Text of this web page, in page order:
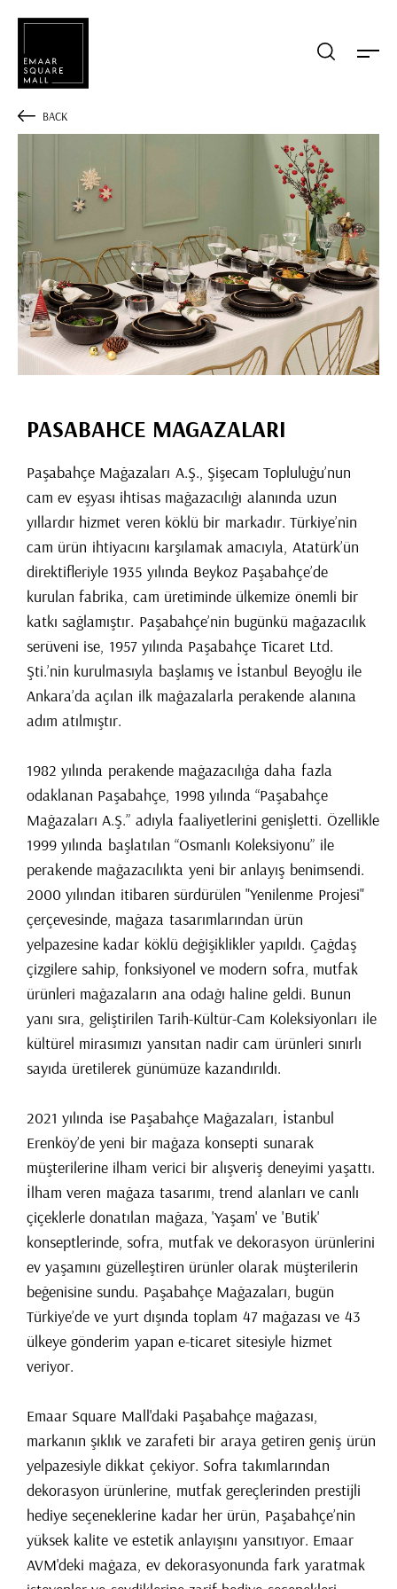
BACK
PASABAHCE MAGAZALARI
Paşabahçe Mağazaları A.Ş., Şişecam Topluluğu’nun
cam ev eşyası ihtisas mağazacılığı alanında uzun
yıllardır hizmet veren köklü bir markadır. Türkiye’nin
cam ürün ihtiyacını karşılamak amacıyla, Atatürk’ün
direktifleriyle 1935 yılında Beykoz Paşabahçe’de
kurulan fabrika, cam üretiminde ülkemize önemli bir
katkı sağlamıştır. Paşabahçe’nin bugünkü mağazacılık
serüveni ise, 1957 yılında Paşabahçe Ticaret Ltd.
Şti.’nin kurulmasıyla başlamış ve İstanbul Beyoğlu ile
Ankara’da açılan ilk mağazalarla perakende alanına
adım atılmıştır.
1982 yılında perakende mağazacılığa daha fazla
odaklanan Paşabahçe, 1998 yılında “Paşabahçe
Mağazaları A.Ş.” adıyla faaliyetlerini genişletti. Özellikle
1999 yılında başlatılan “Osmanlı Koleksiyonu” ile
perakende mağazacılıkta yeni bir anlayış benimsendi.
2000 yılından itibaren sürdürülen "Yenilenme Projesi"
çerçevesinde, mağaza tasarımlarından ürün
yelpazesine kadar köklü değişiklikler yapıldı. Çağdaş
çizgilere sahip, fonksiyonel ve modern sofra, mutfak
ürünleri mağazaların ana odağı haline geldi. Bunun
yanı sıra, geliştirilen Tarih-Kültür-Cam Koleksiyonları ile
kültürel mirasımızı yansıtan nadir cam ürünleri sınırlı
sayıda üretilerek günümüze kazandırıldı.
2021 yılında ise Paşabahçe Mağazaları, İstanbul
Erenköy’de yeni bir mağaza konsepti sunarak
müşterilerine ilham verici bir alışveriş deneyimi yaşattı.
İlham veren mağaza tasarımı, trend alanları ve canlı
çiçeklerle donatılan mağaza, 'Yaşam' ve 'Butik'
konseptlerinde, sofra, mutfak ve dekorasyon ürünlerini
ev yaşamını güzelleştiren ürünler olarak müşterilerin
beğenisine sundu. Paşabahçe Mağazaları, bugün
Türkiye’de ve yurt dışında toplam 47 mağazası ve 43
ülkeye gönderim yapan e-ticaret sitesiyle hizmet
veriyor.
Emaar Square Mall'daki Paşabahçe mağazası,
markanın şıklık ve zarafeti bir araya getiren geniş ürün
yelpazesiyle dikkat çekiyor. Sofra takımlarından
dekorasyon ürünlerine, mutfak gereçlerinden prestijli
hediye seçeneklerine kadar her ürün, Paşabahçe’nin
yüksek kalite ve estetik anlayışını yansıtıyor. Emaar
AVM'deki mağaza, ev dekorasyonunda fark yaratmak
Mağaza, restaurant, etkinlik arama
POPÜLER ARAMALAR
Alışveriş Lezzet Eğlence
Kampanyalar Etkinlik